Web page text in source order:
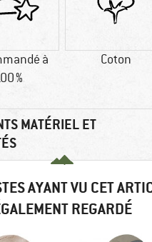
à
%
Coton
MATÉRIEL ET
AYANT VU CET
REGARDÉ